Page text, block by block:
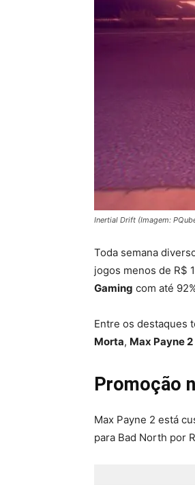
Inertial Drift (Imagem:
Toda semana
jogos menos de R$
Gaming com até
Entre os destaques
Morta, Max Payne 2
Promoção
Max Payne 2 está
para Bad North por